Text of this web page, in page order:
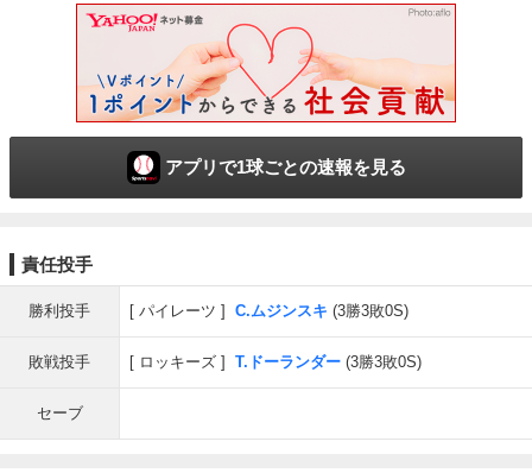
アプリで1球ごとの速報を見る
責任投手
勝利投手 パイレーツ C.ムジンスキ (3勝3敗0S)
敗戦投手 ロッキーズ T.ドーランダー (3勝3敗0S)
セーブ